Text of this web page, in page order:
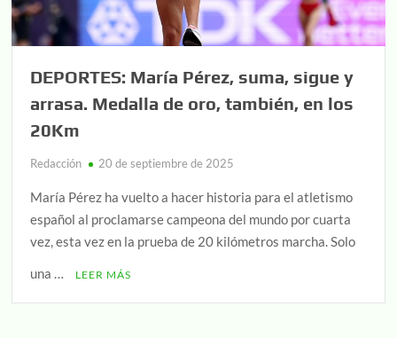
DEPORTES: María Pérez, suma, sigue y
arrasa. Medalla de oro, también, en los
20Km
Redacción 20 de septiembre de 2025
María Pérez ha vuelto a hacer historia para el atletismo
español al proclamarse campeona del mundo por cuarta
vez, esta vez en la prueba de 20 kilómetros marcha. Solo
una …
LEER MÁS